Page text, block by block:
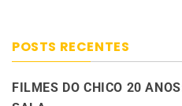
POSTS RECENTES
FILMES DO CHICO 20